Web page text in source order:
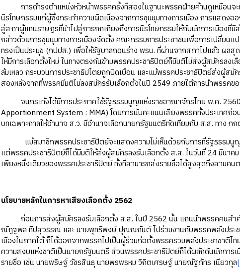
การดำรงตำแหน่งหัวหน้าพรรคครั้งที่สองในฐานะพรรคฝ่ายค้านดูเหมือนจ
นิรโทษกรรมแก่ผู้ซึ่งกระทำความผิดเนื่องจากการชุมนุมทางการเมือง การแสดง
สู่สภาผู้แทนราษฎรที่นำไปสู่การถกเถียงถึงการนิรโทษกรรมให้กับนักการเมืองที่มี
กล่าวด้วยการชุมนุมทางการเมืองจัดตั้ง คณะกรรมการประชาชนเพื่อการเปลี่ย
ทรงเป็นประมุข (กปปส.) เพื่อให้รัฐบาลถอนร่าง พรบ. ที่ผ่านจากสภาไปแล้ว ผล
ให้มีการเลือกตั้งใหม่ ในทางตรงกันข้ามพรรคประชาธิปัตย์ก็มีมติไม่ส่งผู้สมัครลง
ล้มเหลว กระบวนการประชาธิปไตยถูกบิดเบือน และแม้พรรคประชาธิปัตย์ส่งผู้สมั
สองหลังจากที่พรรคมีมติไม่ลงสมัครรับเลือกตั้งในปี 2549 ภายใต้การนำพรรคข
จนกระทั่งได้มีการประกาศใช้รัฐธรรมนูญแห่งราชอาณาจักรไทย พ.ศ.
Apportionment System : MMA) โดยการนับคะแนนเสียงพรรคทั้งประเทศ
บทเฉพาะกาลให้อำนาจ ส.ว. มีอำนาจเลือกนายกรัฐมนตรีทัดเทียมกับ ส.ส. ทาง
แม้สมาชิกพรรคประชาธิปัตย์จะแสดงความไม่เห็นด้วยกับการที่รัฐธรรมนูญ
แต่พรรคประชาธิปัตย์ก็ได้มีมติให้ส่งผู้สมัครลงรับเลือกตั้ง ส.ส. ในวันที่ 24 มีนาค
เพียงหนึ่งเดียวของพรรคประชาธิปัตย์ ทั้งที่สามารถส่งรายชื่อได้สูงสุดถึงสามค
นโยบายหลักในการหาเสียงเลือกตั้ง 2562
ก่อนการส่งผู้สมัครลงรับเลือกตั้ง ส.ส. ในปี 2562 นั้น แกนนำพรรคคนสำคั
ณัฏฐพล ทีปสุวรรณ และ นายพุทธิพงษ์ ปุณณกันต์ ไปร่วมงานกับพรรคพลังประ
เมืองในภาคใต้ ก็ได้ออกจากพรรคไปเป็นผู้ร่วมก่อตั้งพรรครวมพลังประชาชา
ความสงบแห่งชาติเป็นนายกรัฐมนตรี ส่วนพรรคประชาธิปัตย์ก็ได้ผลักดันนักกา
รายชื่อ เช่น นายพริษฐ์ วัชรสินธุ นายพรพรหม วิกิตเศรษฐ์ นายณัฐภัทร เนียวกุล